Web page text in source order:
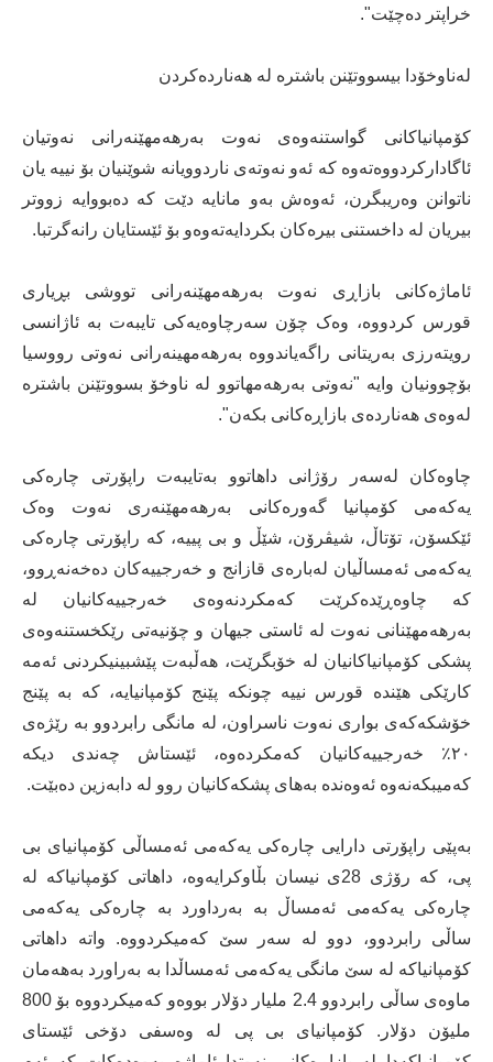
خراپتر دەچێت".
لەناوخۆدا بیسووتێنن باشترە لە هەناردەكردن
کۆمپانیاکانی گواستنەوەی نەوت بەرهەمهێنەرانی نەوتیان
ئاگادارکردووەتەوە کە ئەو نەوتەی ناردوویانە شوێنیان بۆ نییە یان
ناتوانن وەریبگرن، ئەوەش بەو مانایە دێت کە دەبووایە زووتر
بیریان لە داخستنی بیرەکان بکردایەتەوەو بۆ ئێستایان رانەگرتبا.
ئاماژەکانی بازاڕی نەوت بەرهەمهێنەرانی تووشی بڕیاری
قورس کردووە، وەک چۆن سەرچاوەیەکی تایبەت بە ئاژانسی
رویتەرزی بەریتانی راگەیاندووە بەرهەمهینەرانی نەوتی رووسیا
بۆچوونیان وایە "نەوتی بەرهەمهاتوو لە ناوخۆ بسووتێنن باشترە
لەوەی هەناردەی بازاڕەکانی بکەن".
چاوەکان لەسەر رۆژانی داهاتوو بەتایبەت راپۆرتی چارەکی
یەکەمی کۆمپانیا گەورەکانی بەرهەمهێنەری نەوت وەک
ئێکسۆن، تۆتاڵ، شیڤرۆن، شێڵ و بی پییە، کە راپۆرتی چارەکی
یەکەمی ئەمساڵیان لەبارەی قازانج و خەرجییەکان دەخەنەڕوو،
کە چاوەڕێدەکرێت کەمکردنەوەی خەرجییەکانیان لە
بەرهەمهێنانی نەوت لە ئاستی جیهان و چۆنیەتی رێکخستنەوەی
پشکی کۆمپانیاکانیان لە خۆبگرێت، هەڵبەت پێشبینیکردنی ئەمە
کارێکی هێندە قورس نییە چونکە پێنج کۆمپانیایە، کە بە پێنج
خۆشکەکەی بواری نەوت ناسراون، لە مانگی رابردوو بە رێژەی
٢٠٪ خەرجییەکانیان کەمکردەوە، ئێستاش چەندی دیکە
کەمیبکەنەوە ئەوەندە بەهای پشکەکانیان روو لە دابەزین دەبێت.
بەپێی راپۆرتی دارایی چارەکی یەکەمی ئەمساڵی کۆمپانیای بی
پی، کە رۆژی 28ی نیسان بڵاوکرایەوە، داهاتی کۆمپانیاکە لە
چارەکی یەکەمی ئەمساڵ بە بەرداورد بە چارەکی یەکەمی
ساڵی رابردوو، دوو لە سەر سێ کەمیکردووە. واتە داهاتی
کۆمپانیاکە لە سێ مانگی یەکەمی ئەمساڵدا بە بەراورد بەهەمان
ماوەی ساڵی رابردوو 2.4 ملیار دۆلار بووەو کەمیکردووە بۆ 800
ملیۆن دۆلار. کۆمپانیای بی پی لە وەسفی دۆخی ئێستای